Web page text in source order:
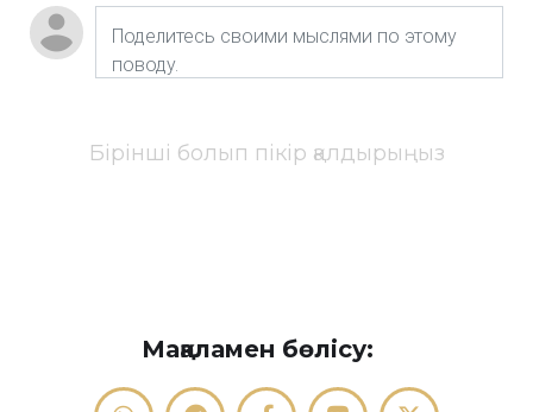
Бірінші болып пікір қалдырыңыз
Мақаламен бөлісу: